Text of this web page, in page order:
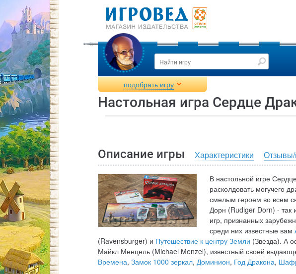
подобрать игру
Настольная игра Сердце
Описание игры Характеристики
В настольной игре
расколдовать могучего
смелым героем во всем
Дорн (Rudiger Dorn) - так
игр, признанных
среди них известные вам
(Ravensburger) и Путешествие к центру Земли (Звезда). А
Майкл Менцель (Michael Menzel), известный своей
Времена, Замок 1000 зеркал, Доминион, Год Дракона,